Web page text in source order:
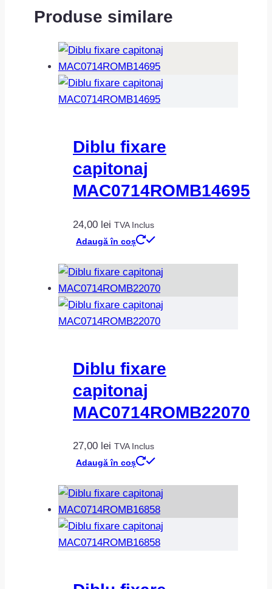
Produse similare
Diblu fixare
capitonaj
MAC0714ROMB14695
24,00 lei TVA Inclus
Adaugă în coș
Diblu fixare
capitonaj
MAC0714ROMB22070
27,00 lei TVA Inclus
Adaugă în coș